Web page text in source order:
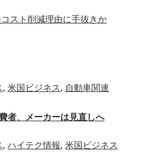
スト削減理由に手抜きか
, 米国ビジネス, 自動車関連
者、メーカーは見直しへ
, ハイテク情報, 米国ビジネス